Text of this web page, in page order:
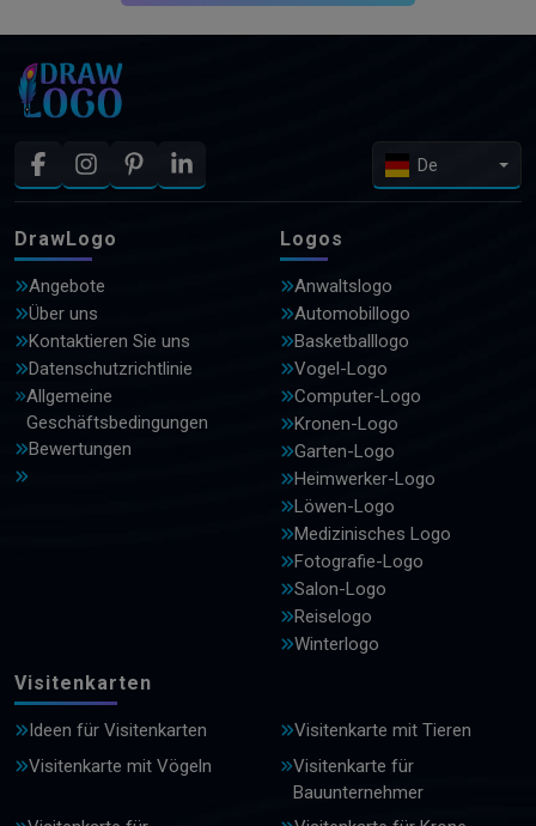
De
DrawLogo
Angebote
Über uns
Kontaktieren Sie uns
Datenschutzrichtlinie
Allgemeine
Geschäftsbedingungen
Bewertungen
Logos
Anwaltslogo
Automobillogo
Basketballlogo
Vogel-Logo
Computer-Logo
Kronen-Logo
Garten-Logo
Heimwerker-Logo
Löwen-Logo
Medizinisches Logo
Fotografie-Logo
Salon-Logo
Reiselogo
Winterlogo
Visitenkarten
Ideen für Visitenkarten
Visitenkarte mit Tieren
Visitenkarte mit Vögeln
Visitenkarte für
Bauunternehmer